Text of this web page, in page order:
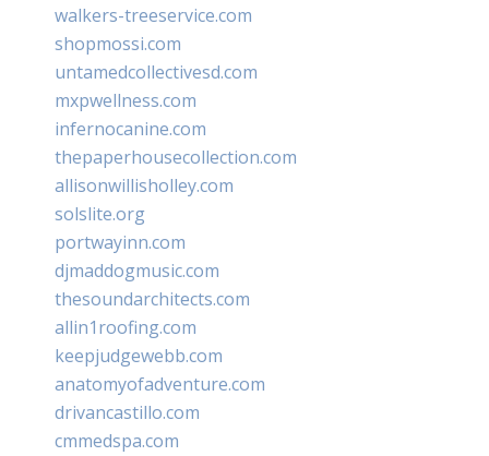
walkers-treeservice.com
shopmossi.com
untamedcollectivesd.com
mxpwellness.com
infernocanine.com
thepaperhousecollection.com
allisonwillisholley.com
solslite.org
portwayinn.com
djmaddogmusic.com
thesoundarchitects.com
allin1roofing.com
keepjudgewebb.com
anatomyofadventure.com
drivancastillo.com
cmmedspa.com